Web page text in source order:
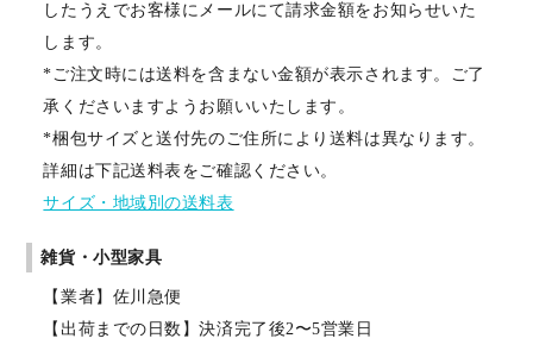
したうえでお客様にメールにて請求金額をお知らせいた
します。
*ご注文時には送料を含まない金額が表示されます。ご了
承くださいますようお願いいたします。
*梱包サイズと送付先のご住所により送料は異なります。
詳細は下記送料表をご確認ください。
サイズ・地域別の送料表
雑貨・小型家具
【業者】佐川急便
【出荷までの日数】決済完了後2〜5営業日